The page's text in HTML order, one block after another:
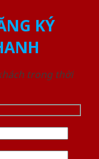
KÝ
trong thời